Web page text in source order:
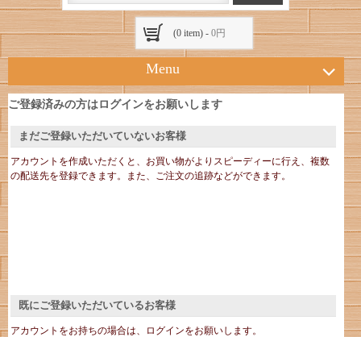
(0 item) -0円
Menu
ご登録済みの方はログインをお願いします
まだご登録いただいていないお客様
アカウントを作成いただくと、お買い物がよりスピーディーに行え、複数
の配送先を登録できます。また、ご注文の追跡などができます。
既にご登録いただいているお客様
アカウントをお持ちの場合は、ログインをお願いします。